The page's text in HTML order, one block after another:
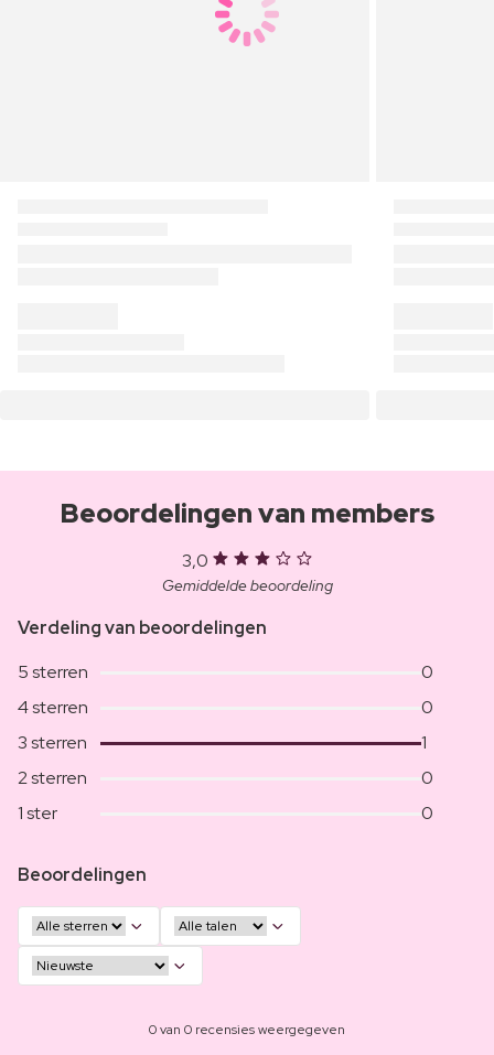
Beoordelingen van members
3,0
Gemiddelde beoordeling
Verdeling van beoordelingen
5 sterren
0
4 sterren
0
3 sterren
1
2 sterren
0
1 ster
0
Beoordelingen
0 van 0 recensies weergegeven